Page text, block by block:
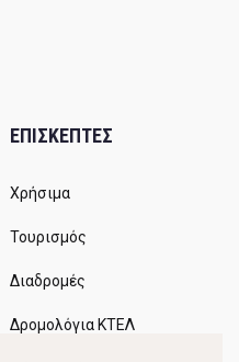
ΕΠΙΣΚΕΠΤΕΣ
Χρήσιμα
Τουρισμός
Διαδρομές
Δρομολόγια ΚΤΕΛ